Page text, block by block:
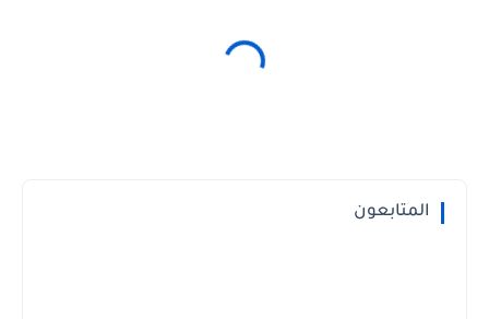
المتابعون